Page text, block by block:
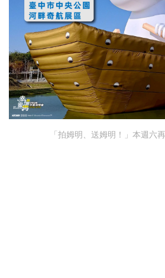
「拍姆明、送姆明！」本週六